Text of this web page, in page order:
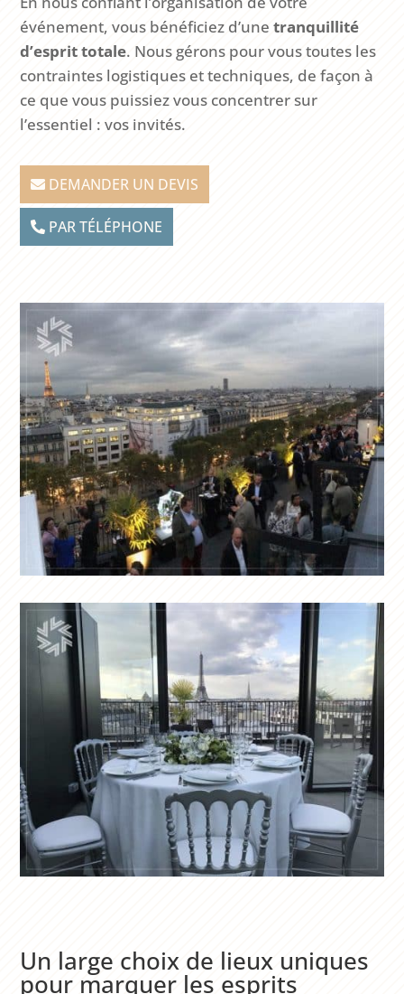
événement, vous bénéficiez d’unetranquillité
d’esprit totale. Nous gérons pour vous toutes les
contraintes logistiques et techniques, de façon à
ce que vous puissiez vous concentrer sur
l’essentiel : vos invités.
DEMANDER UN DEVIS
PAR TÉLÉPHONE
Un large choix de lieux uniques
pour marquer les esprits